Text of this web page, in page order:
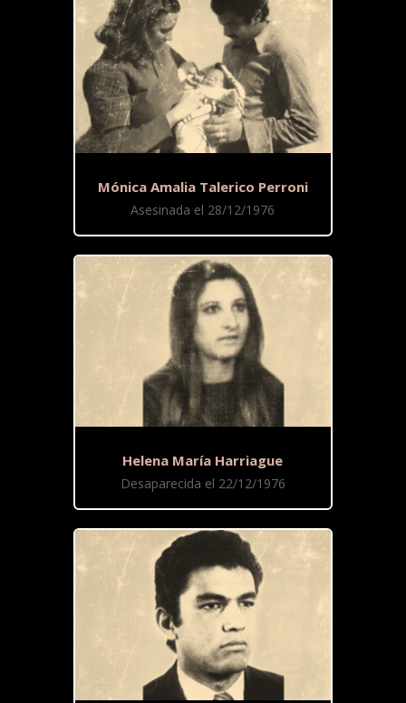
Mónica Amalia Talerico Perroni
Asesinada el 28/12/1976
Helena María Harriague
Desaparecida el 22/12/1976